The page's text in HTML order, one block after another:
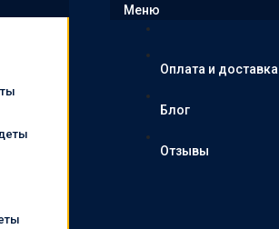
Меню
Оплата и доставка
Блог
Отзывы